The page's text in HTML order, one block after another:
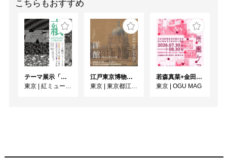
こちらもおすすめ
テーマ展示「型紙 KATAGAMI Collection」
東京
紅ミュージアム
江戸東京博物館リニューアル記念特別展「洋館 明治の夢と挑戦」
東京
東京都江戸東京博物館
若森真菜+金田ゆりあ「ご近所圏ケアーご近所の気にかけあいからはじまるケアのリサーチ展ー」
東京
OGU MAG